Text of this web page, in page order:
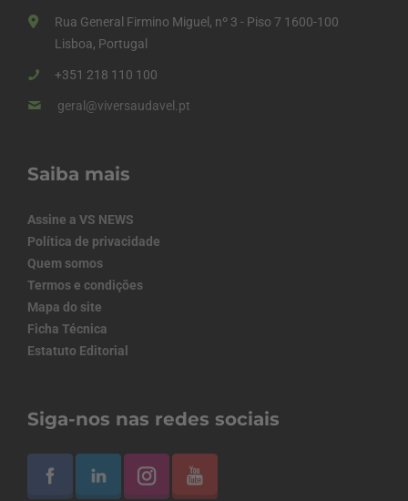
Rua General Firmino Miguel, nº 3 - Piso 7 1600-100
Lisboa, Portugal
+351 218 110 100
geral@viversaudavel.pt
Saiba mais
Assine a VS NEWS
Política de privacidade
Quem somos
Termos e condições
Mapa do site
Ficha Técnica
Estatuto Editorial
Siga-nos nas redes sociais